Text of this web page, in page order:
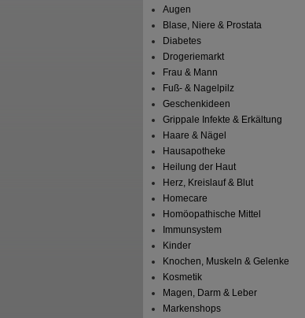
Augen
Blase, Niere & Prostata
Diabetes
Drogeriemarkt
Frau & Mann
Fuß- & Nagelpilz
Geschenkideen
Grippale Infekte & Erkältung
Haare & Nägel
Hausapotheke
Heilung der Haut
Herz, Kreislauf & Blut
Homecare
Homöopathische Mittel
Immunsystem
Kinder
Knochen, Muskeln & Gelenke
Kosmetik
Magen, Darm & Leber
Markenshops